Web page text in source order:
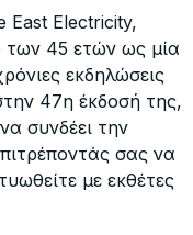
East Electricity,
των 45 ετών ως μία
εκδηλώσεις
47η έκδοσή της,
συνδέει την
σας να
με εκθέτες